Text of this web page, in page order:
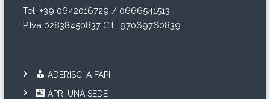
Tel: +39 0642016729 / 0666541513
P.Iva 02838450837 C.F. 97069760839
ADERISCI A FAPI
APRI UNA SEDE